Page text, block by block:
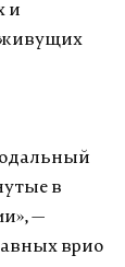
и
живущих
в
—
врио